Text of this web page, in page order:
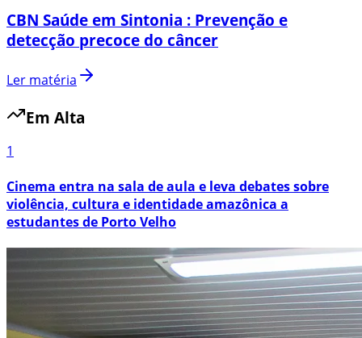
CBN Saúde em Sintonia : Prevenção e
detecção precoce do câncer
Ler matéria
Em Alta
1
Cinema entra na sala de aula e leva debates sobre
violência, cultura e identidade amazônica a
estudantes de Porto Velho